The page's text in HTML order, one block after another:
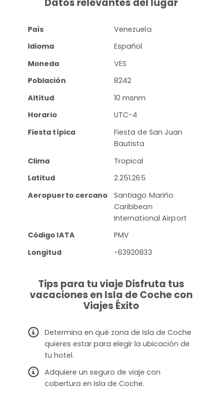
País
Venezuela
Idioma
Español
Moneda
VES
Población
8242
Altitud
10 msnm
Horario
UTC-4
Fiesta típica
Fiesta de San Juan
Bautista
Clima
Tropical
Latitud
2.251.265
Aeropuerto cercano
Santiago Mariño
Caribbean
International Airport
Código IATA
PMV
Longitud
-63920833
Tips para tu viaje Disfruta tus
vacaciones en Isla de Coche con
Viajes Éxito
Determina en qué zona de Isla de Coche
quieres estar para elegir la ubicación de
tu hotel.
Adquiere un seguro de viaje con
cobertura en Isla de Coche.